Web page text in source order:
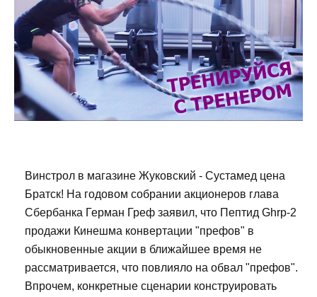
Винстрол в магазине Жуковский - Сустамед цена
Братск! На годовом собрании акционеров глава
Сбербанка Герман Греф заявил, что Пептид Ghrp-2
продажи Кинешма конвертации "префов" в
обыкновенные акции в ближайшее время не
рассматривается, что повлияло на обвал "префов".
Впрочем, конкретные сценарии конструировать